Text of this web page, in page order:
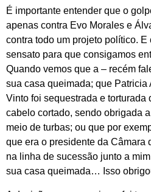
É importante entender que o
apenas contra Evo Morales e
contra todo um projeto político. E
sensato para que consigamos
Quando vemos que a – recém
sua casa queimada; que Patricia
Vinto foi sequestrada e torturada
cabelo cortado, sendo obrigada
meio de turbas; ou que por
que era o presidente da Câmara
na linha de sucessão junto a
sua casa queimada… Isso